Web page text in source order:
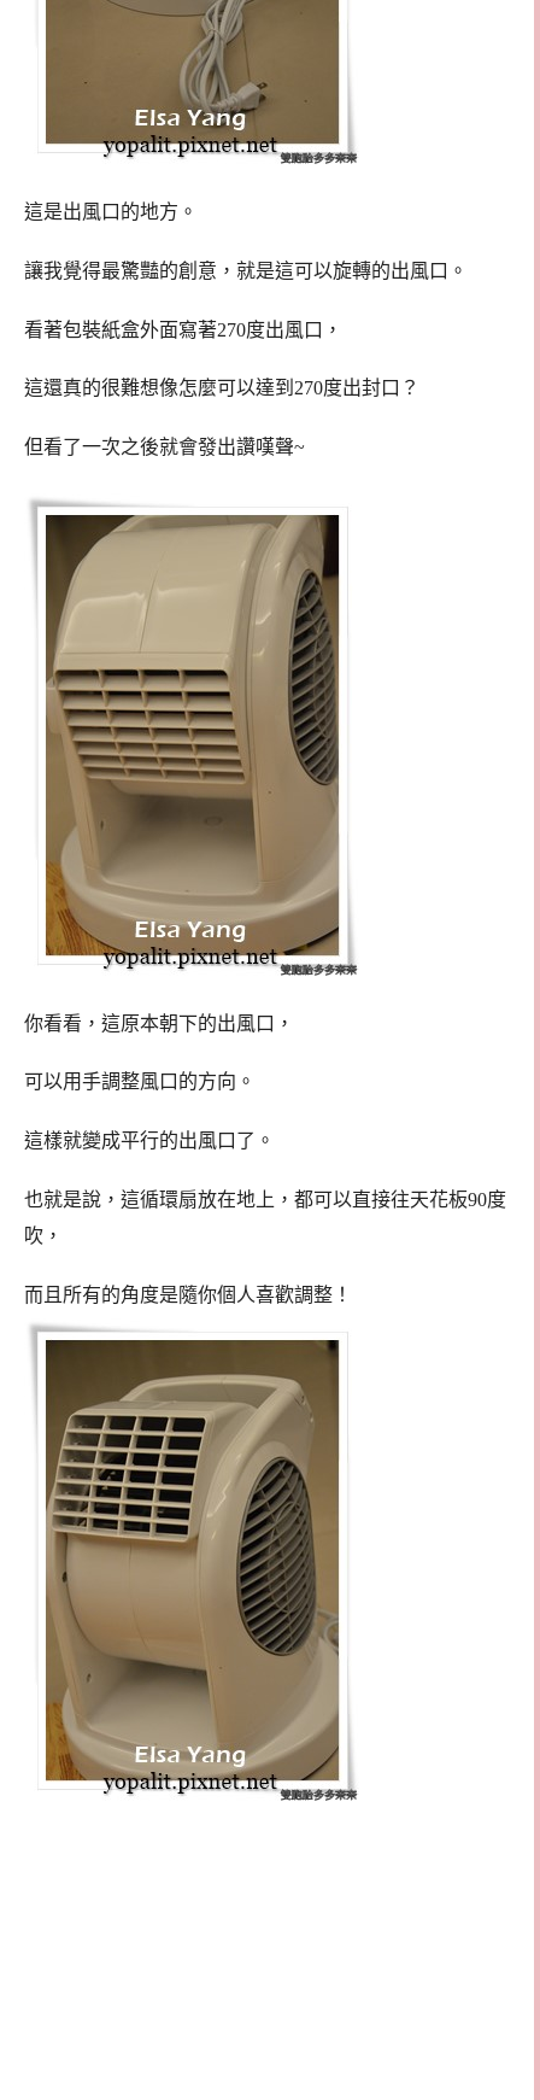
這是出風口的地方。
讓我覺得最驚豔的創意，就是這可以旋轉的出風口。
看著包裝紙盒外面寫著270度出風口，
這還真的很難想像怎麼可以達到270度出封口？
但看了一次之後就會發出讚嘆聲~
你看看，這原本朝下的出風口，
可以用手調整風口的方向。
這樣就變成平行的出風口了。
也就是說，這循環扇放在地上，都可以直接往天花板90度
吹，
而且所有的角度是隨你個人喜歡調整！